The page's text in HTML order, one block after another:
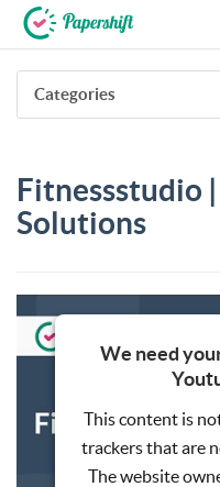
+49 721 50 95 79
Categories
Fitnessstudio
Solutions
We need
This content is
trackers that are
The website